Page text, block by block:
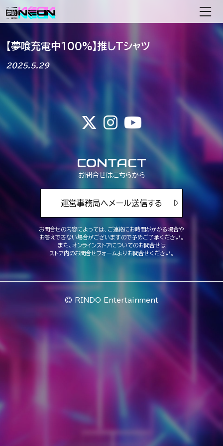
メインナビゲーション
【夢喰充電中100%】推しTシャツ
2025.5.29
CONTACT
お問合せはこちらから
運営事務局へメール送信する
お問合せの内容によっては、ご連絡にお時間がかかる場合や
お答えできない場合がございますので予めご了承ください。
また、オンラインストアについてのお問合せは
ストア内のお問合せフォームよりお問合せください。
© RINDO Entertainment